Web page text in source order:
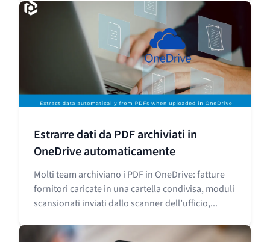
Estrarre dati da PDF archiviati in
OneDrive automaticamente
Molti team archiviano i PDF in OneDrive: fatture
fornitori caricate in una cartella condivisa, moduli
scansionati inviati dallo scanner dell’ufficio,...